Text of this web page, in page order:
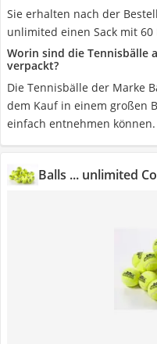
Sie erhalten nach der
unlimited einen Sack mit 60
Worin sind die Tennisbälle
verpackt?
Die Tennisbälle der Marke
dem Kauf in einem großen
einfach entnehmen können.
Balls ... unlimited